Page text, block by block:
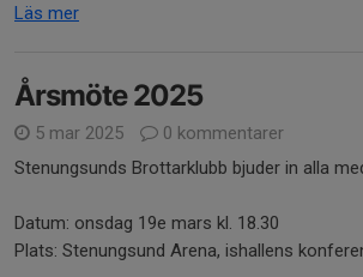
Läs mer
Årsmöte 2025
5 mar 2025
0 kommentarer
Stenungsunds Brottarklubb bjuder in alla
Datum: onsdag 19e mars kl. 18.30
Plats: Stenungsund Arena, ishallens